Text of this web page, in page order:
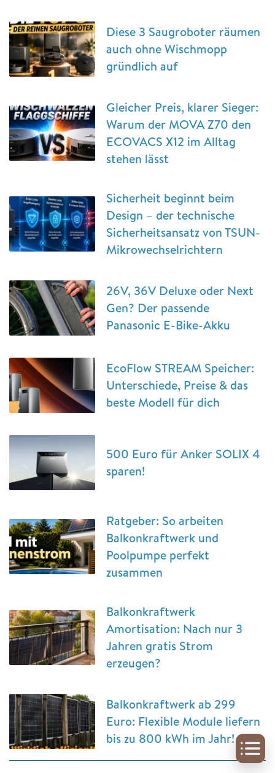
Diese 3 Saugroboter räumen
auch ohne Wischmopp
gründlich auf
Gleicher Preis, klarer Sieger:
Warum der MOVA Z70 den
ECOVACS X12 im Alltag
stehen lässt
Sicherheit beginnt beim
Design – der technische
Sicherheitsansatz von TSUN-
Mikrowechselrichtern
26V, 36V Deluxe oder Next
Gen? Der passende
Panasonic E-Bike-Akku
EcoFlow STREAM Speicher:
Unterschiede, Preise & das
beste Modell für dich
500 Euro für Anker SOLIX 4
sparen!
Ratgeber: So arbeiten
Balkonkraftwerk und
Poolpumpe perfekt
zusammen
Balkonkraftwerk
Amortisation: Nach nur 3
Jahren gratis Strom
erzeugen?
Balkonkraftwerk ab 299
Euro: Flexible Module liefern
bis zu 800 kWh im Jahr!